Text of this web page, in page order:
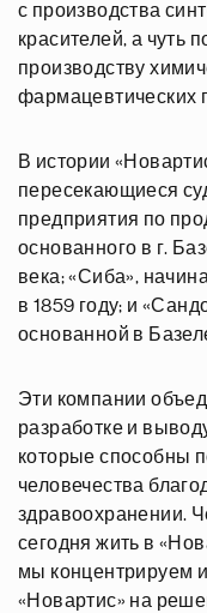
с производства
красителей, а чуть
производству
фармацевтических
В истории
пересекающиеся
предприятия по
основанного в г.
века; «Сиба»,
в 1859 году; и
основанной в
Эти компании
разработке и
которые способны
человечества
здравоохранении.
сегодня жить в
мы концентрируем
«Новартис» на